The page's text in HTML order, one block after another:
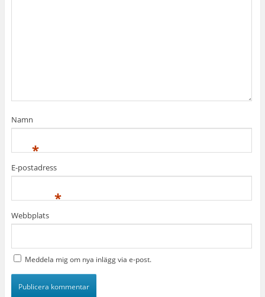
Namn
*
E-postadress
*
Webbplats
Meddela mig om nya inlägg via e-post.